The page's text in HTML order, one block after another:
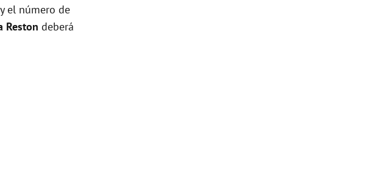
el número de
Reston deberá